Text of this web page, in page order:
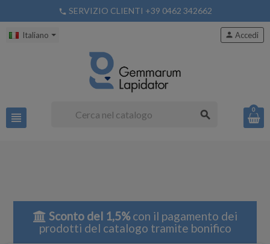
phone SERVIZIO CLIENTI +39 0462 342662
Italiano
view_headline search
person Accedi
0
Sconto del 1,5%con il pagamento dei
prodotti del catalogo tramite bonifico